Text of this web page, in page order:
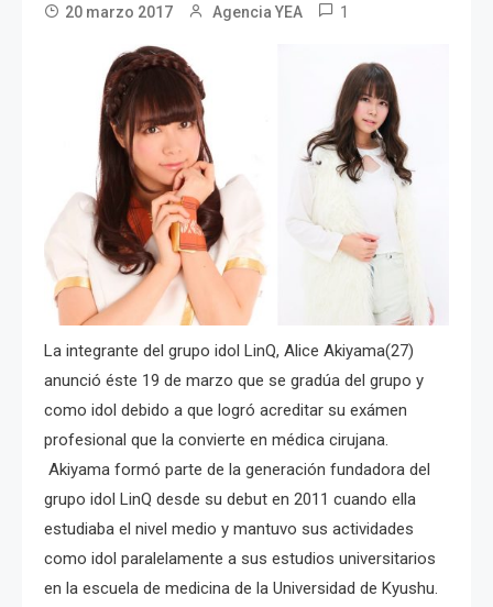
20 marzo 2017 Agencia YEA 1
La integrante del grupo idol LinQ, Alice Akiyama(27)
anunció éste 19 de marzo que se gradúa del grupo y
como idol debido a que logró acreditar su exámen
profesional que la convierte en médica cirujana.
Akiyama formó parte de la generación fundadora del
grupo idol LinQ desde su debut en 2011 cuando ella
estudiaba el nivel medio y mantuvo sus actividades
como idol paralelamente a sus estudios universitarios
en la escuela de medicina de la Universidad de Kyushu.